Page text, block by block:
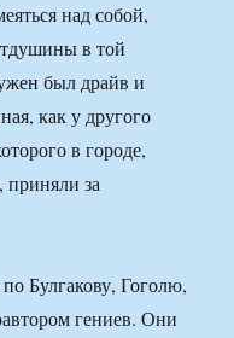
над собой,
в той
был драйв и
как у другого
в городе,
за
Булгакову, Гоголю,
гениев. Они